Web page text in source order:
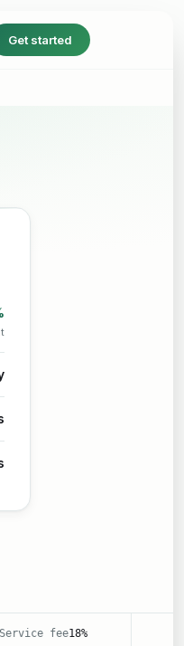
Get started
Get started
fee 18%